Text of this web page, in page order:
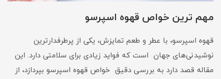
مهم ترین خواص قهوه اسپرسو
قهوه اسپرسو، با عطر و طعم تمایزش، یکی از پرطرفدارترین
نوشیدنی‌های جهان است که فواید زیادی برای سلامتی دارد. این
مقاله قصد دارد به بررسی دقیق خواص قهوه اسپرسو بپردازد، از